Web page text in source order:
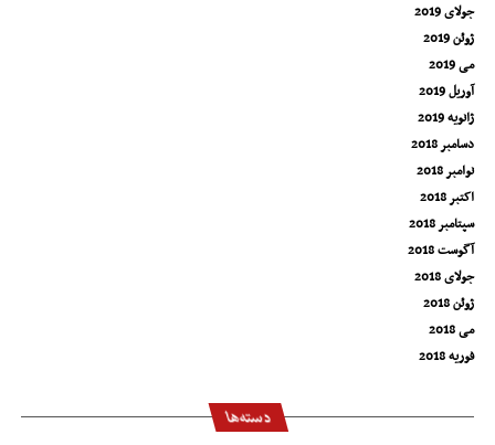
جولای 2019
ژوئن 2019
می 2019
آوریل 2019
ژانویه 2019
دسامبر 2018
نوامبر 2018
اکتبر 2018
سپتامبر 2018
آگوست 2018
جولای 2018
ژوئن 2018
می 2018
فوریه 2018
دسته‌ها